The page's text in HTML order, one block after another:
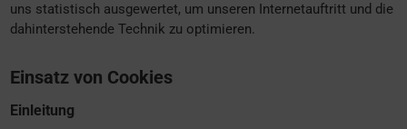
uns statistisch ausgewertet, um unseren Internetauftritt und die
dahinterstehende Technik zu optimieren.
Einsatz von Cookies
Einleitung